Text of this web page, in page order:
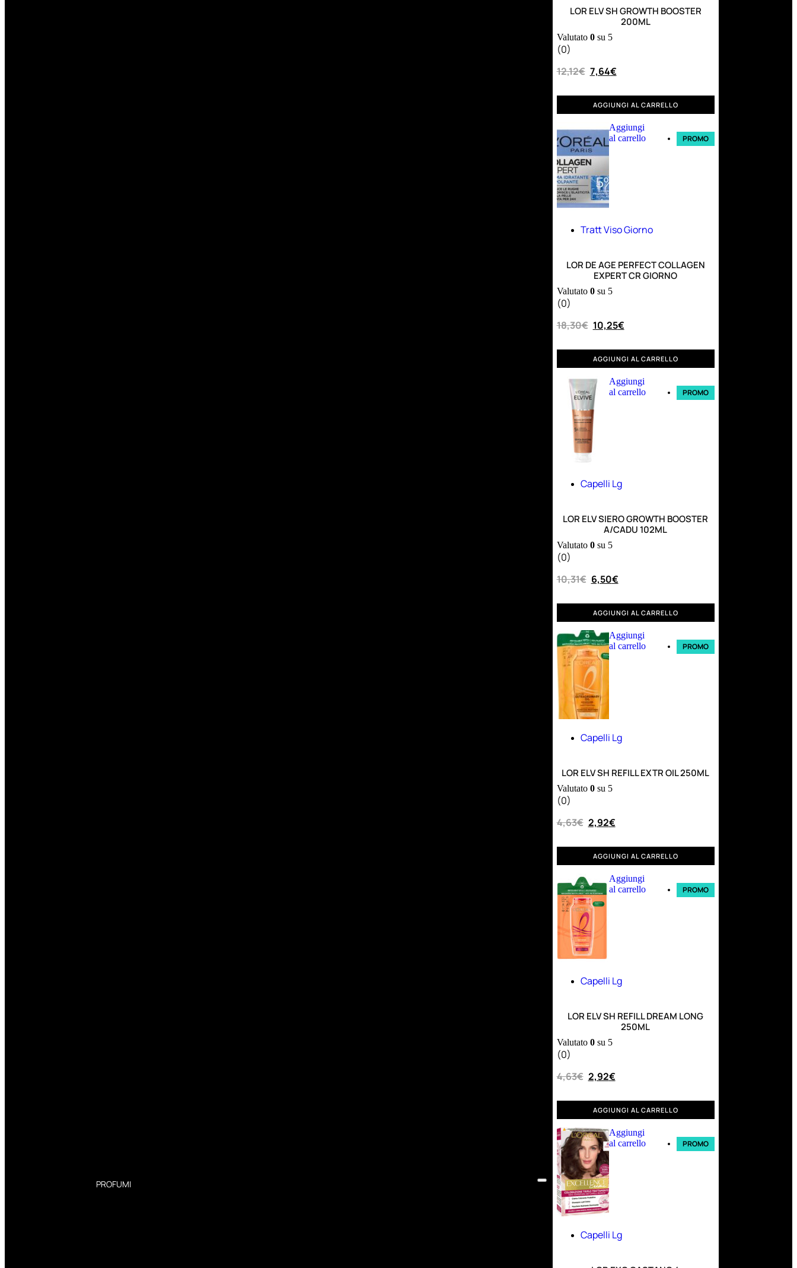
PROFUMI
LOR ELV SH GROWTH BOOSTER
200ML
Valutato 0su 5
(0)
12,12€ 7,64€
AGGIUNGI AL CARRELLO
Aggiungi
al carrello
PROMO
Tratt Viso Giorno
LOR DE AGE PERFECT COLLAGEN
EXPERT CR GIORNO
Valutato 0su 5
(0)
18,30€ 10,25€
AGGIUNGI AL CARRELLO
Aggiungi
al carrello
PROMO
Capelli Lg
LOR ELV SIERO GROWTH BOOSTER
A/CADU 102ML
Valutato 0su 5
(0)
10,31€ 6,50€
AGGIUNGI AL CARRELLO
Aggiungi
al carrello
PROMO
Capelli Lg
LOR ELV SH REFILL EXTR OIL 250ML
Valutato 0su 5
(0)
4,63€ 2,92€
AGGIUNGI AL CARRELLO
Aggiungi
al carrello
PROMO
Capelli Lg
LOR ELV SH REFILL DREAM LONG
250ML
Valutato 0su 5
(0)
4,63€ 2,92€
AGGIUNGI AL CARRELLO
Aggiungi
al carrello
PROMO
Capelli Lg